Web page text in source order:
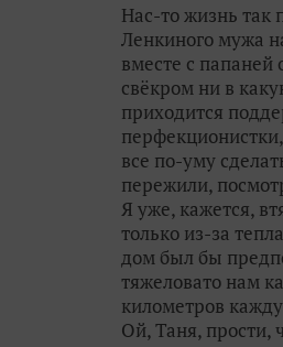
Нас-то жизнь так
Ленкиного мужа
вместе с папаней
свёкром ни в
приходится
все по-уму
пережили,
Я уже, кажется,
только из-за
дом был бы
тяжеловато нам
километров
Ой, Таня, прости,